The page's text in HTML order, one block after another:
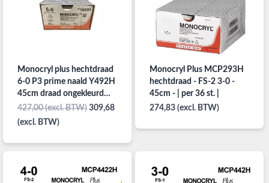
Monocryl plus hechtdraad
6-0 P3 prime naald Y492H
45cm draad ongekleurd
per 36st.
427,00 (excl. BTW) 309,68
(excl. BTW)
Monocryl Plus MCP293H
hechtdraad - FS-2 3-0 -
45cm - | per 36 st. |
274,83 (excl. BTW)